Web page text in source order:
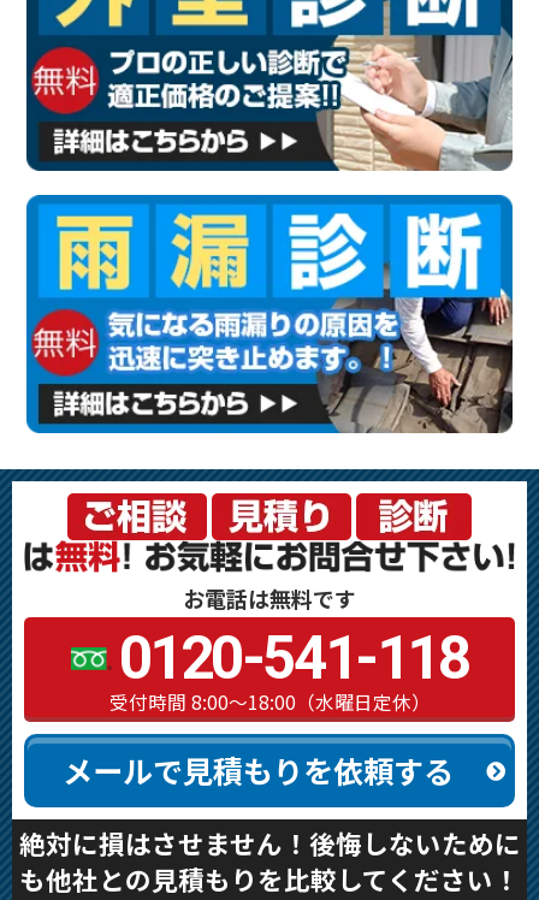
お電話は無料です
0120-541-118
受付時間 8:00～18:00（水曜日定休）
メールで見積もりを依頼する
絶対に損はさせません！後悔しないために
も他社との見積もりを比較してください！